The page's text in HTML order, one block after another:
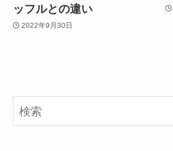
ッフルとの違い
2022年9月30日